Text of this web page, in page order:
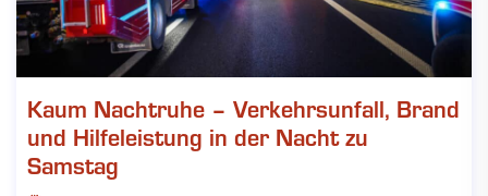
Kaum Nachtruhe – Verkehrsunfall, Brand
und Hilfeleistung in der Nacht zu
Samstag